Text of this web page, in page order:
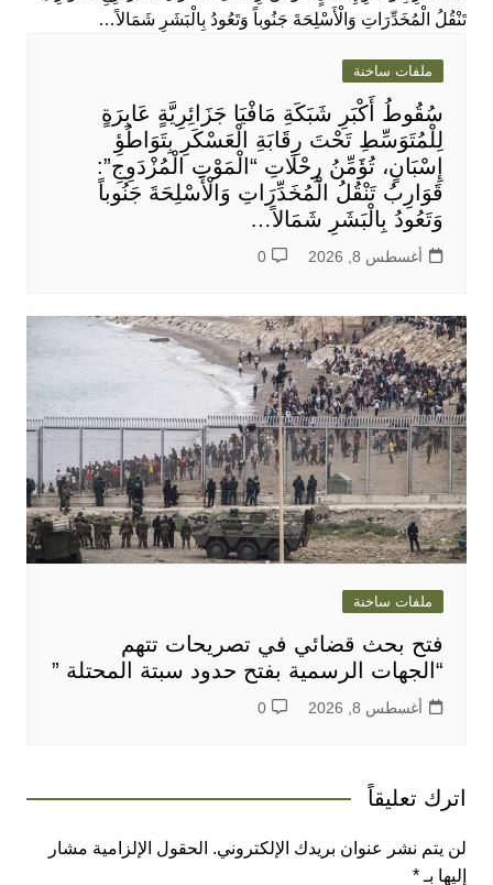
ملفات ساخنة
سُقُوطُ أَكْبَرِ شَبَكَةِ مَافْيَا جَزَائِرِيَّةٍ عَابِرَةٍ
لِلْمُتَوَسِّطِ تَحْتَ رِقَابَةِ الْعَسْكَرِ بِتَوَاطُؤِ
إِسْبَانٍ، تُؤَمِّنُ رِحْلَاتِ “الْمَوْتِ الْمُزْدَوِجِ”:
قَوَارِبُ تَنْقُلُ الْمُخَدِّرَاتِ وَالْأَسْلِحَةَ جَنُوباً
وَتَعُودُ بِالْبَشَرِ شَمَالاً…
أغسطس 8, 2026 0
ملفات ساخنة
فتح بحث قضائي في تصريحات تتهم
“الجهات الرسمية بفتح حدود سبتة المحتلة ”
أغسطس 8, 2026 0
اترك تعليقاً
لن يتم نشر عنوان بريدك الإلكتروني. الحقول الإلزامية مشار
إليها بـ *